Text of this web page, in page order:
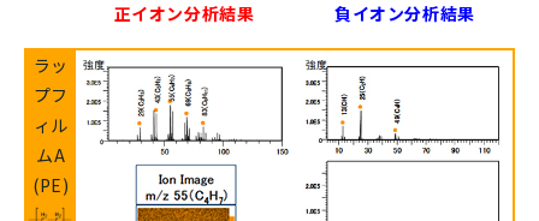
正イオン分析結果 負イオン分析結果
ラッ
プフ
ィル
ムA
(PE)